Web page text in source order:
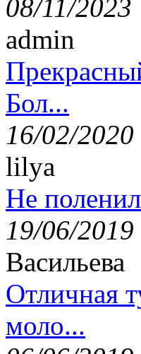
08/11/2023
admin
Бол...
16/02/2020
lilya
Не
19/06/2019
Васильева
Отличная
моло...